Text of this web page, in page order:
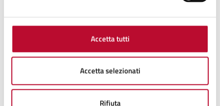
Accetta tutti
Accetta selezionati
Rifiuta
5 "Casa della Comunità"
venerdì 20/03/2026Grassi ore 18:00-18:30
DOVE SI VOTA